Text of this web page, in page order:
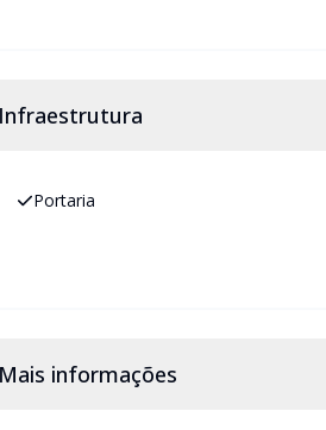
Infraestrutura
Portaria
Mais informações